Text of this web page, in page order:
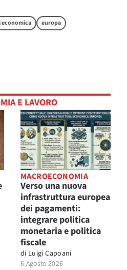
economica europa
E LAVORO
MACROECONOMIA
Verso una nuova
infrastruttura europea
dei pagamenti:
integrare politica
monetaria e politica
fiscale
di Luigi Capoani
6 Agosto 2026